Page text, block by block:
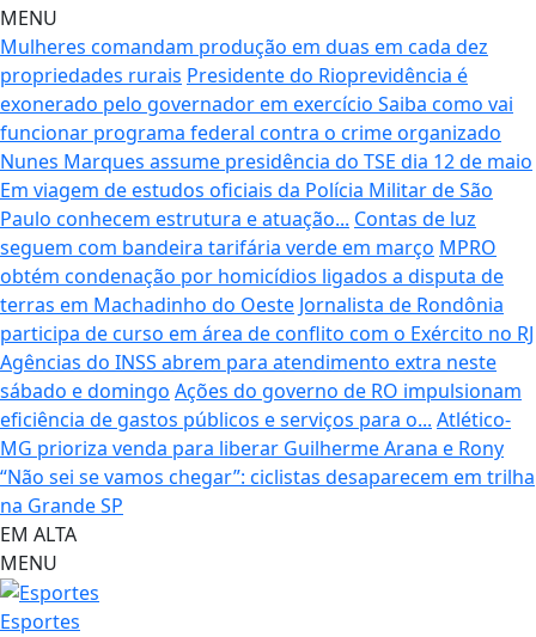
MENU
Mulheres comandam produção em duas em cada dez
propriedades rurais Presidente do Rioprevidência é
exonerado pelo governador em exercício Saiba como vai
funcionar programa federal contra o crime organizado
Nunes Marques assume presidência do TSE dia 12 de maio
Em viagem de estudos oficiais da Polícia Militar de São
Paulo conhecem estrutura e atuação... Contas de luz
seguem com bandeira tarifária verde em março MPRO
obtém condenação por homicídios ligados a disputa de
terras em Machadinho do Oeste Jornalista de Rondônia
participa de curso em área de conflito com o Exército no RJ
Agências do INSS abrem para atendimento extra neste
sábado e domingo Ações do governo de RO impulsionam
eficiência de gastos públicos e serviços para o... Atlético-
MG prioriza venda para liberar Guilherme Arana e Rony
“Não sei se vamos chegar”: ciclistas desaparecem em trilha
na Grande SP
EM ALTA
MENU
Esportes